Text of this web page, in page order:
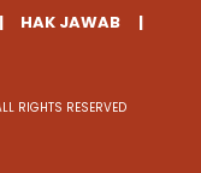
HAK JAWAB
RIGHTS RESERVED